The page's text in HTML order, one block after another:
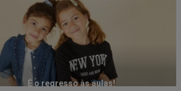
É o regresso às aulas!